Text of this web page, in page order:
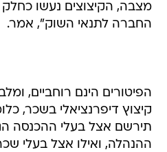
מצבה, הקיצוצים נעשו
החברה לתנאי השוק", אמר.
הפיטורים הינם רוחביים,
קיצוץ דיפרנציאלי בשכר,
תירשם אצל בעלי ההכנסה
ההנהלה, ואילו אצל בעלי